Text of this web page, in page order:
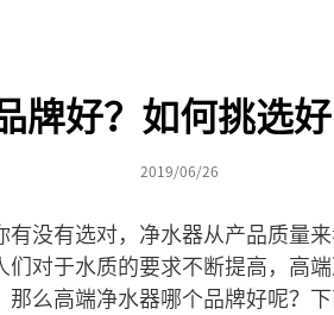
牌好？如何挑选
2019/06/26
有没有选对，净水器从产品质量
对于水质的要求不断提高，高
么高端净水器哪个品牌好呢？